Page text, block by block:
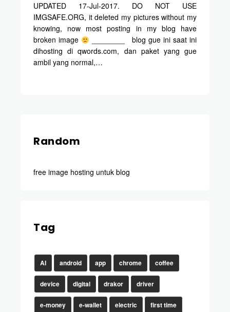
UPDATED 17-Jul-2017. DO NOT USE
IMGSAFE.ORG, it deleted my pictures without my
knowing, now most posting in my blog have
broken image
________ blog gue ini saat ini
dihosting di qwords.com, dan paket yang gue
ambil yang normal,…
Random
free image hosting untuk blog
Tag
AI android app chrome coffee
device digital drakor driver
e-money e-wallet electric first time